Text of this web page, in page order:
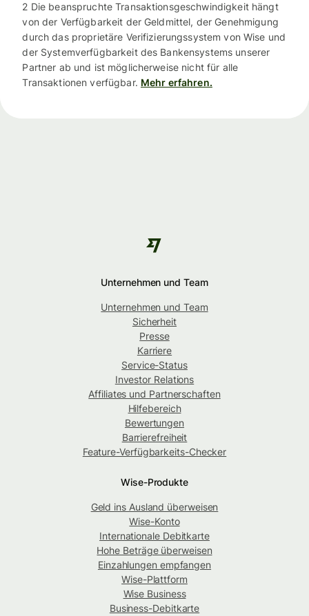
2 Die beanspruchte Transaktionsgeschwindigkeit hängt
von der Verfügbarkeit der Geldmittel, der Genehmigung
durch das proprietäre Verifizierungssystem von Wise und
der Systemverfügbarkeit des Bankensystems unserer
Partner ab und ist möglicherweise nicht für alle
Transaktionen verfügbar. Mehr erfahren.
Unternehmen und Team
Unternehmen und Team
Sicherheit
Presse
Karriere
Service-Status
Investor Relations
Affiliates und Partnerschaften
Hilfebereich
Bewertungen
Barrierefreiheit
Feature-Verfügbarkeits-Checker
Wise-Produkte
Geld ins Ausland überweisen
Wise-Konto
Internationale Debitkarte
Hohe Beträge überweisen
Einzahlungen empfangen
Wise-Plattform
Wise Business
Business-Debitkarte